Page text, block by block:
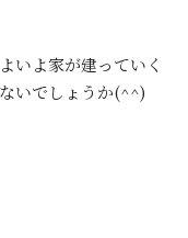
いよ家が建っていく
いでしょうか(^^)